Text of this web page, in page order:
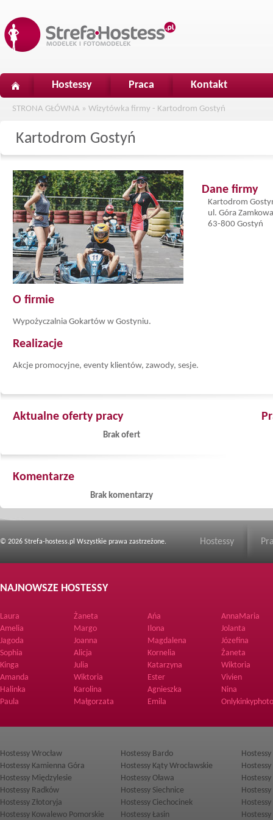
Hostessy Praca Kontakt
STRONA GŁÓWNA » Wizytówka firmy - Kartodrom Gostyń
Kartodrom Gostyń
Dane firmy
Kartodrom
ul. Góra
63-800 Gostyń
O firmie
Wypożyczalnia Gokartów w Gostyniu.
Realizacje
Akcje promocyjne, eventy klientów, zawody, sesje.
Aktualne oferty pracy
Brak ofert
Komentarze
Brak komentarzy
© 2026 Strefa-hostess.pl Wszystkie prawa zastrzeżone. Hostessy
NAJNOWSZE HOSTESSY
Laura Żaneta Ańa
AnnaMaria
Amelia
Margo Ilona
Jolanta
Jagoda
Joanna Magdalena
Józefina
Sophia
Alicja Kornelia
Żaneta
Kinga
Julia Katarzyna
Wiktoria
Amanda
Wiktoria Ester
Vivien
Halinka
Karolina Agnieszka
Nina
Paula
Małgorzata Emila
Hostessy Wrocław Hostessy Bardo
Hostessy Kamienna Góra
Hostessy Kąty Wrocławskie
Hostessy Międzylesie
Hostessy Oława
Hostessy Radków
Hostessy Siechnice
Hostessy Złotoryja
Hostessy Ciechocinek
Hostessy Kowalewo Pomorskie
Hostessy Łasin